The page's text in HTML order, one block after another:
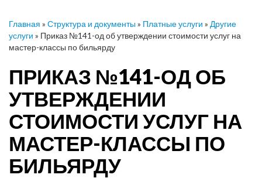
Главная » Структура и документы» Платные услуги » Другие
услуги » Приказ №141-од об утверждении стоимости услуг на
мастер-классы по бильярду
ПРИКАЗ №141-ОД ОБ
УТВЕРЖДЕНИИ
СТОИМОСТИ УСЛУГ НА
МАСТЕР-КЛАССЫ ПО
БИЛЬЯРДУ